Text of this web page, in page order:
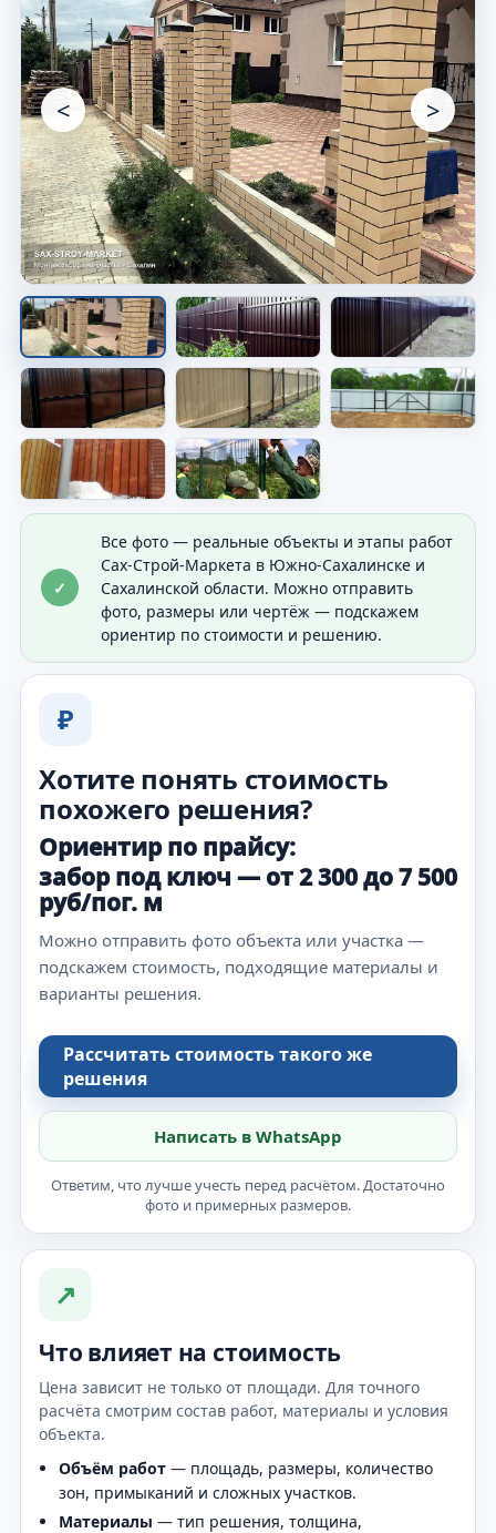
<
Опалубка перед заливкой
Показана форма будущего основания перед
бетоном.
>
✓
Все фото — реальные объекты и этапы работ
Сах-Строй-Маркета в Южно-Сахалинске и
Сахалинской области. Можно отправить
фото, размеры или чертёж — подскажем
ориентир по стоимости и решению.
₽
Хотите понять стоимость
похожего решения?
Ориентир по прайсу:
забор под ключ — от 2 300 до 7 500
руб/пог. м
Можно отправить фото объекта или участка —
подскажем стоимость, подходящие материалы и
варианты решения.
Рассчитать стоимость такого же
решения
Написать в WhatsApp
Ответим, что лучше учесть перед расчётом. Достаточно
фото и примерных размеров.
↗
Что влияет на стоимость
Цена зависит не только от площади. Для точного
расчёта смотрим состав работ, материалы и условия
объекта.
Объём работ — площадь, размеры, количество
зон, примыканий и сложных участков.
Материалы — тип решения, толщина,